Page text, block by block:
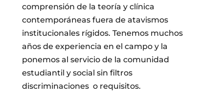
comprensión de la teoría y clínica
contemporáneas fuera de atavismos
institucionales rígidos. Tenemos muchos
años de experiencia en el campo y la
ponemos al servicio de la comunidad
estudiantil y social sin filtros
discriminaciones o requisitos.